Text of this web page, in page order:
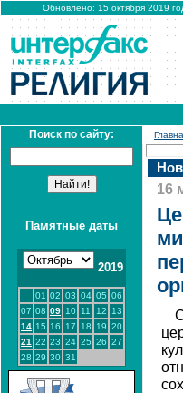
Обновлено: 15 октября 2019
Поиск по сайту:
Памятные даты
2019
01 02 03 04 05 06
07 08 09 10 11 12
13
14 15 16 17 18 19 20
21 22 23 24 25 26 27
28 29 30 31
16